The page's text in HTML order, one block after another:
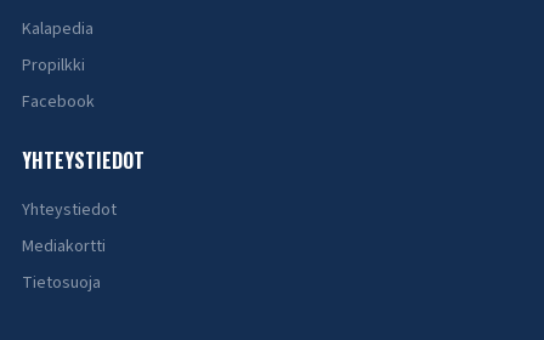
Kalapedia
Propilkki
Facebook
YHTEYSTIEDOT
Yhteystiedot
Mediakortti
Tietosuoja